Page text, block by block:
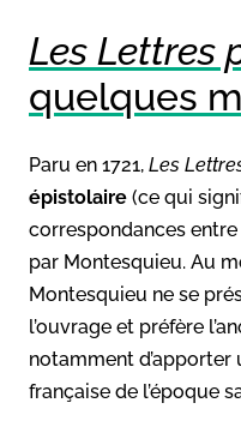
Les Lettres
quelques
Paru en 1721, Les
épistolaire (ce qui
correspondances
par Montesquieu. Au
Montesquieu ne se
l’ouvrage et préfère
notamment
française de l’époque